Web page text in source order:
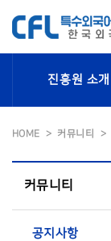
진흥원 소개
HOME 커뮤니티
커뮤니티
공지사항